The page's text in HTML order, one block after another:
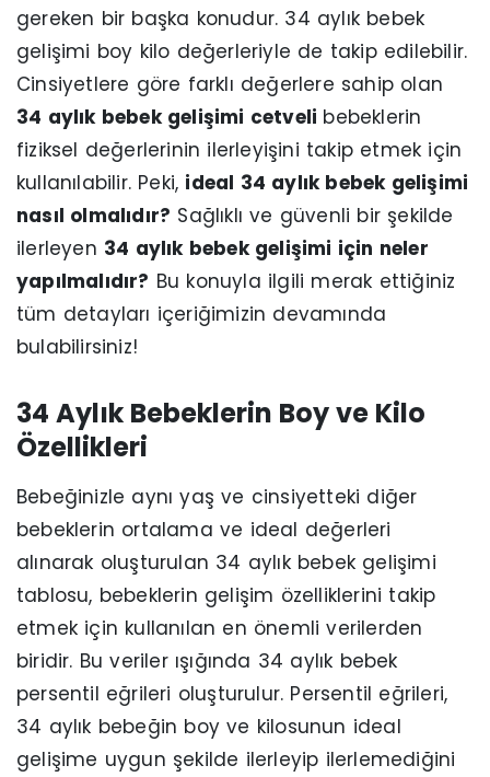
gereken bir başka konudur. 34 aylık bebek
gelişimi boy kilo değerleriyle de takip edilebilir.
Cinsiyetlere göre farklı değerlere sahip olan
34 aylık bebek gelişimi cetveli bebeklerin
fiziksel değerlerinin ilerleyişini takip etmek için
kullanılabilir. Peki, ideal 34 aylık bebek gelişimi
nasıl olmalıdır? Sağlıklı ve güvenli bir şekilde
ilerleyen 34 aylık bebek gelişimi için neler
yapılmalıdır? Bu konuyla ilgili merak ettiğiniz
tüm detayları içeriğimizin devamında
bulabilirsiniz!
34 Aylık Bebeklerin Boy ve Kilo
Özellikleri
Bebeğinizle aynı yaş ve cinsiyetteki diğer
bebeklerin ortalama ve ideal değerleri
alınarak oluşturulan 34 aylık bebek gelişimi
tablosu, bebeklerin gelişim özelliklerini takip
etmek için kullanılan en önemli verilerden
biridir. Bu veriler ışığında 34 aylık bebek
persentil eğrileri oluşturulur. Persentil eğrileri,
34 aylık bebeğin boy ve kilosunun ideal
gelişime uygun şekilde ilerleyip ilerlemediğini